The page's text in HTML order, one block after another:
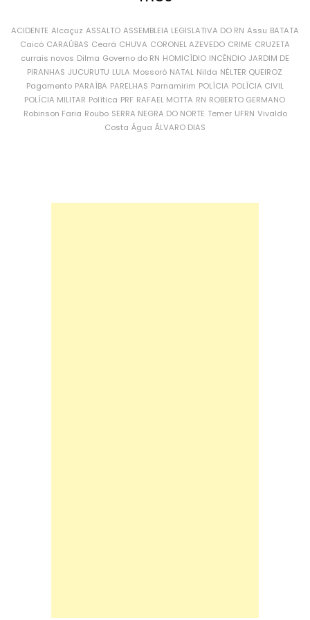
ACIDENTE Alcaçuz ASSALTO ASSEMBLEIA LEGISLATIVA DO RN Assu BATATA
Caicó CARAÚBAS Ceará CHUVA CORONEL AZEVEDO CRIME CRUZETA
currais novos Dilma Governo do RN HOMICÍDIO INCÊNDIO JARDIM DE
PIRANHAS JUCURUTU LULA Mossoró NATAL Nilda NÉLTER QUEIROZ
Pagamento PARAÍBA PARELHAS Parnamirim POLÍCIA POLÍCIA CIVIL
POLÍCIA MILITAR Política PRF RAFAEL MOTTA RN ROBERTO GERMANO
Robinson Faria Roubo SERRA NEGRA DO NORTE Temer UFRN Vivaldo
Costa Água ÁLVARO DIAS